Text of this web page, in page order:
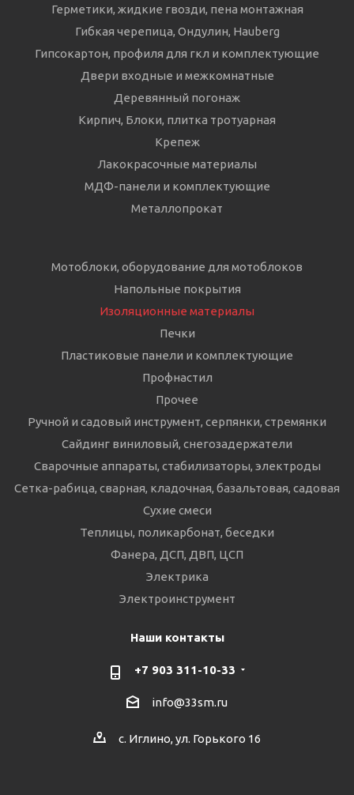
Герметики, жидкие гвозди, пена монтажная
Гибкая черепица, Ондулин, Hauberg
Гипсокартон, профиля для гкл и комплектующие
Двери входные и межкомнатные
Деревянный погонаж
Кирпич, Блоки, плитка тротуарная
Крепеж
Лакокрасочные материалы
МДФ-панели и комплектующие
Металлопрокат
Мотоблоки, оборудование для мотоблоков
Напольные покрытия
Изоляционные материалы
Печки
Пластиковые панели и комплектующие
Профнастил
Прочее
Ручной и садовый инструмент, серпянки, стремянки
Сайдинг виниловый, снегозадержатели
Сварочные аппараты, стабилизаторы, электроды
Сетка-рабица, сварная, кладочная, базальтовая, садовая
Сухие смеси
Теплицы, поликарбонат, беседки
Фанера, ДСП, ДВП, ЦСП
Электрика
Электроинструмент
Наши контакты
+7 903 311-10-33
info@33sm.ru
с. Иглино, ул. Горького 16